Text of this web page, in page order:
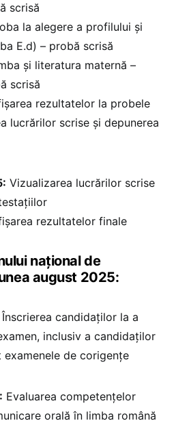
scrisă
la alegere a profilului și
E.d) – probă scrisă
și literatura maternă –
scrisă
rezultatelor la probele
lucrărilor scrise și depunerea
Vizualizarea lucrărilor scrise
rezultatelor finale
național de
august 2025:
Înscrierea candidaților la a
inclusiv a candidaților
de corigențe
Evaluarea competențelor
orală în limba română